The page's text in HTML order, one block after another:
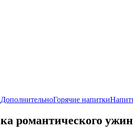
ДополнительноГорячие напитки
романтического